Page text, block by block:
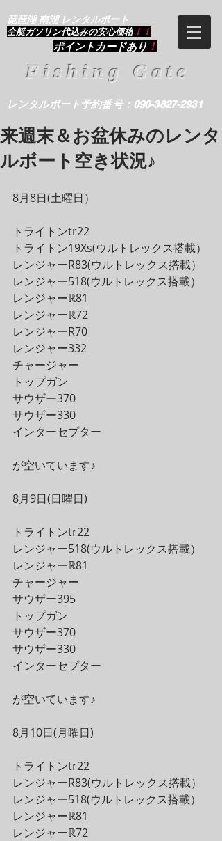
琵琶湖 南湖 レンタルボート
​全艇ガソリン代込みの安心価格 ！！
ポイントカードあり ！
Fishing Gate
レンタルボート予約番号： 090-3827-2931
来週末＆お盆休みのレンタ
ルボート空き状況♪
8月8日(土曜日）
トライトンtr22
トライトン19Xs(ウルトレックス搭載）
レンジャーR83(ウルトレックス搭載）
レンジャー518(ウルトレックス搭載）
レンジャーℝ81
レンジャーℝ72
レンジャーR70
レンジャー332
チャージャー
トップガン
サウザー370
サウザー330
インターセプター
が空いています♪
8月9日(日曜日)
トライトンtr22
レンジャー518(ウルトレックス搭載）
レンジャーℝ81
チャージャー
サウザー395
トップガン
サウザー370
サウザー330
インターセプター
が空いています♪
8月10日(月曜日)
トライトンtr22
レンジャーR83(ウルトレックス搭載）
レンジャー518(ウルトレックス搭載）
レンジャーℝ81
レンジャーℝ72